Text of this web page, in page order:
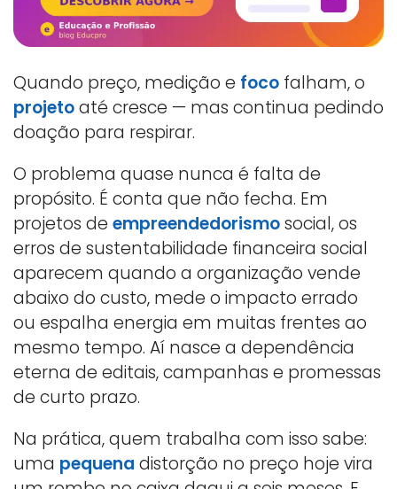
Quando preço, medição e foco falham, o
projetoaté cresce — mas continua pedindo
doação para respirar.
O problema quase nunca é falta de
propósito. É conta que não fecha. Em
projetos de empreendedorismosocial, os
erros de sustentabilidade financeira social
aparecem quando a organização vende
abaixo do custo, mede o impacto errado
ou espalha energia em muitas frentes ao
mesmo tempo. Aí nasce a dependência
eterna de editais, campanhas e promessas
de curto prazo.
Na prática, quem trabalha com isso sabe:
uma pequena distorção no preço hoje vira